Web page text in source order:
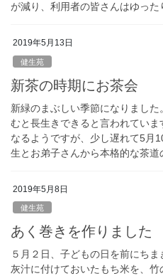
が減り、利用者の皆さんはゆっ
2019年5月13日
健生苑
新茶の時期にお茶会
新緑のまぶしい季節になりまし
むと長生きできると言われてい
なるようですが、少し遅れて5月
生とお弟子さんから本格的な茶
2019年5月8日
健生苑
あく巻きを作りました
５月２日、子どもの日を前にちま
灰汁に付けておいたもち米を、